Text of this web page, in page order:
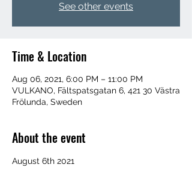
See other events
Time & Location
Aug 06, 2021, 6:00 PM – 11:00 PM
VULKANO, Fältspatsgatan 6, 421 30 Västra
Frölunda, Sweden
About the event
August 6th 2021